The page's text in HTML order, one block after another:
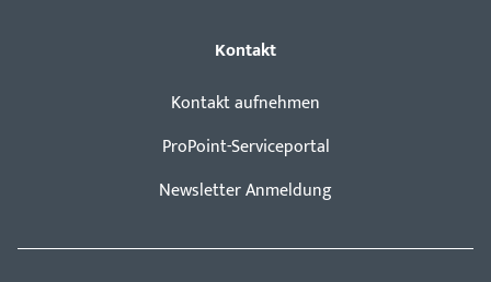
Kontakt
Kontakt aufnehmen
ProPoint-Serviceportal
Newsletter Anmeldung